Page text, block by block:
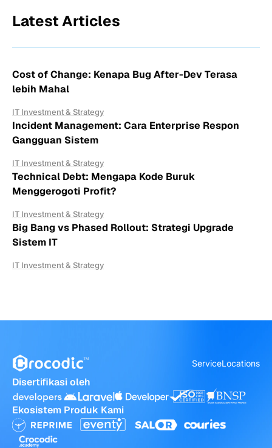
Latest Articles
Cost of Change: Kenapa Bug After-Dev Terasa
lebih Mahal
IT Investment & Strategy
Incident Management: Cara Enterprise Respon
Gangguan Sistem
IT Investment & Strategy
Technical Debt: Mengapa Kode Buruk
Menggerogoti Profit?
IT Investment & Strategy
Big Bang vs Phased Rollout: Strategi Upgrade
Sistem IT
IT Investment & Strategy
ServiceLocations
Disertifikasi oleh
Ekosistem Produk Kami